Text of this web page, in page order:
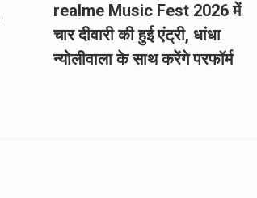
realme Music Fest 2026 में
चार दीवारी की हुई एंट्री, धांधा
न्योलीवाला के साथ करेंगे परफॉर्म